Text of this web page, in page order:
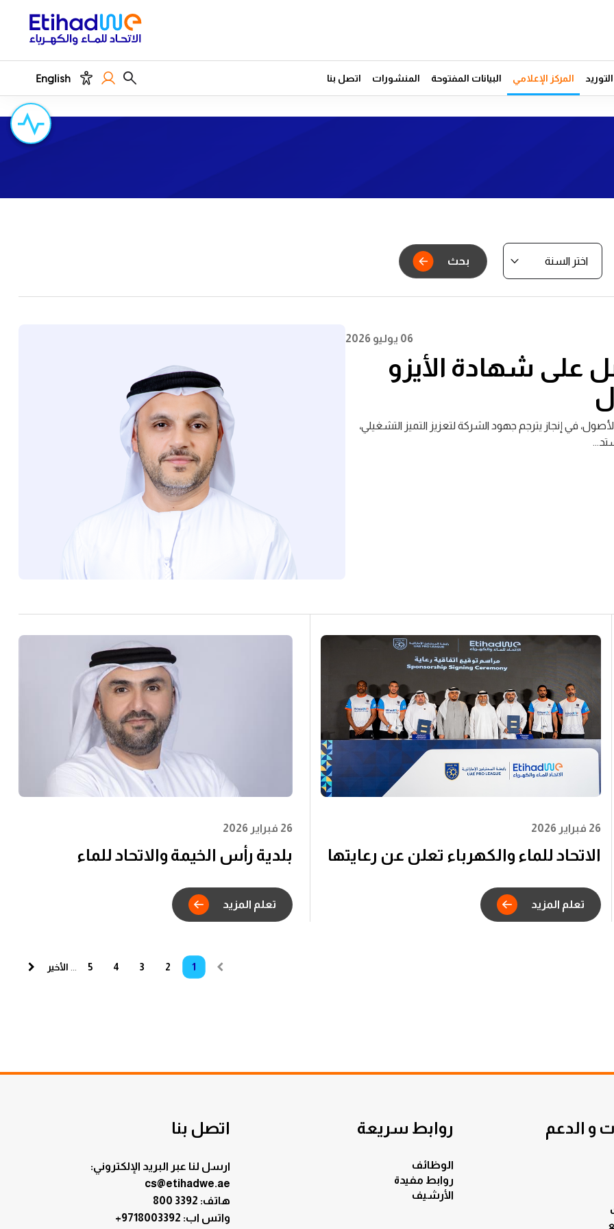
المركز الإعلامي البيانات المفتوحة المنشورات اتصل بنا English
06 يوليو 2026
على شهادة الأيزو
للماء والكهرباء على شهادة الأيزو 55001:2024 لإدارة الأصول، في إنجاز يترجم جهود الشركة لتعزيز التميز التشغيلي،
26 فبراير 2026
الاتحاد للماء والكهرباء تعلن عن رعايتها
مشاركة الشباب وتعظيم الأثر المجتمعي
تعلم المزيد
26 فبراير 2026
بلدية رأس الخيمة والاتحاد للماء
الاستراتيجية للتكامل الرقمي في خدمات
عقود الإيجار
تعلم المزيد
1
2
3
4
5 الأخير
و الدعم روابط سريعة
الوظائف
روابط مفيدة
الأرشيف
اتصل بنا
ارسل لنا عبر البريد الإلكتروني:
cs@etihadwe.ae
هاتف: 3392 800
+9718003392 :واتس اب